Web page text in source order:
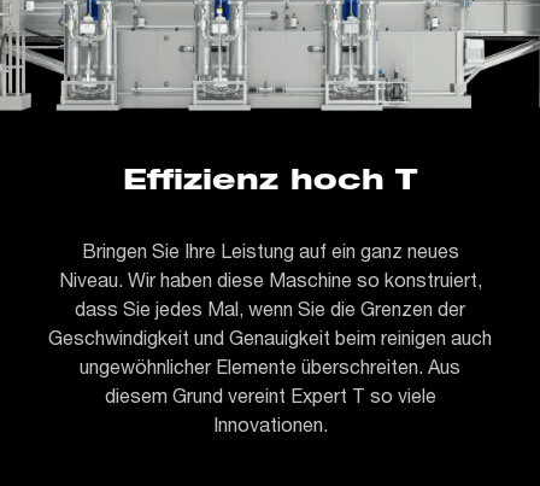
Effizienz hoch T
Bringen Sie Ihre Leistung auf ein ganz neues
Niveau. Wir haben diese Maschine so konstruiert,
dass Sie jedes Mal, wenn Sie die Grenzen der
Geschwindigkeit und Genauigkeit beim reinigen auch
ungewöhnlicher Elemente überschreiten. Aus
diesem Grund vereint Expert T so viele
Innovationen.